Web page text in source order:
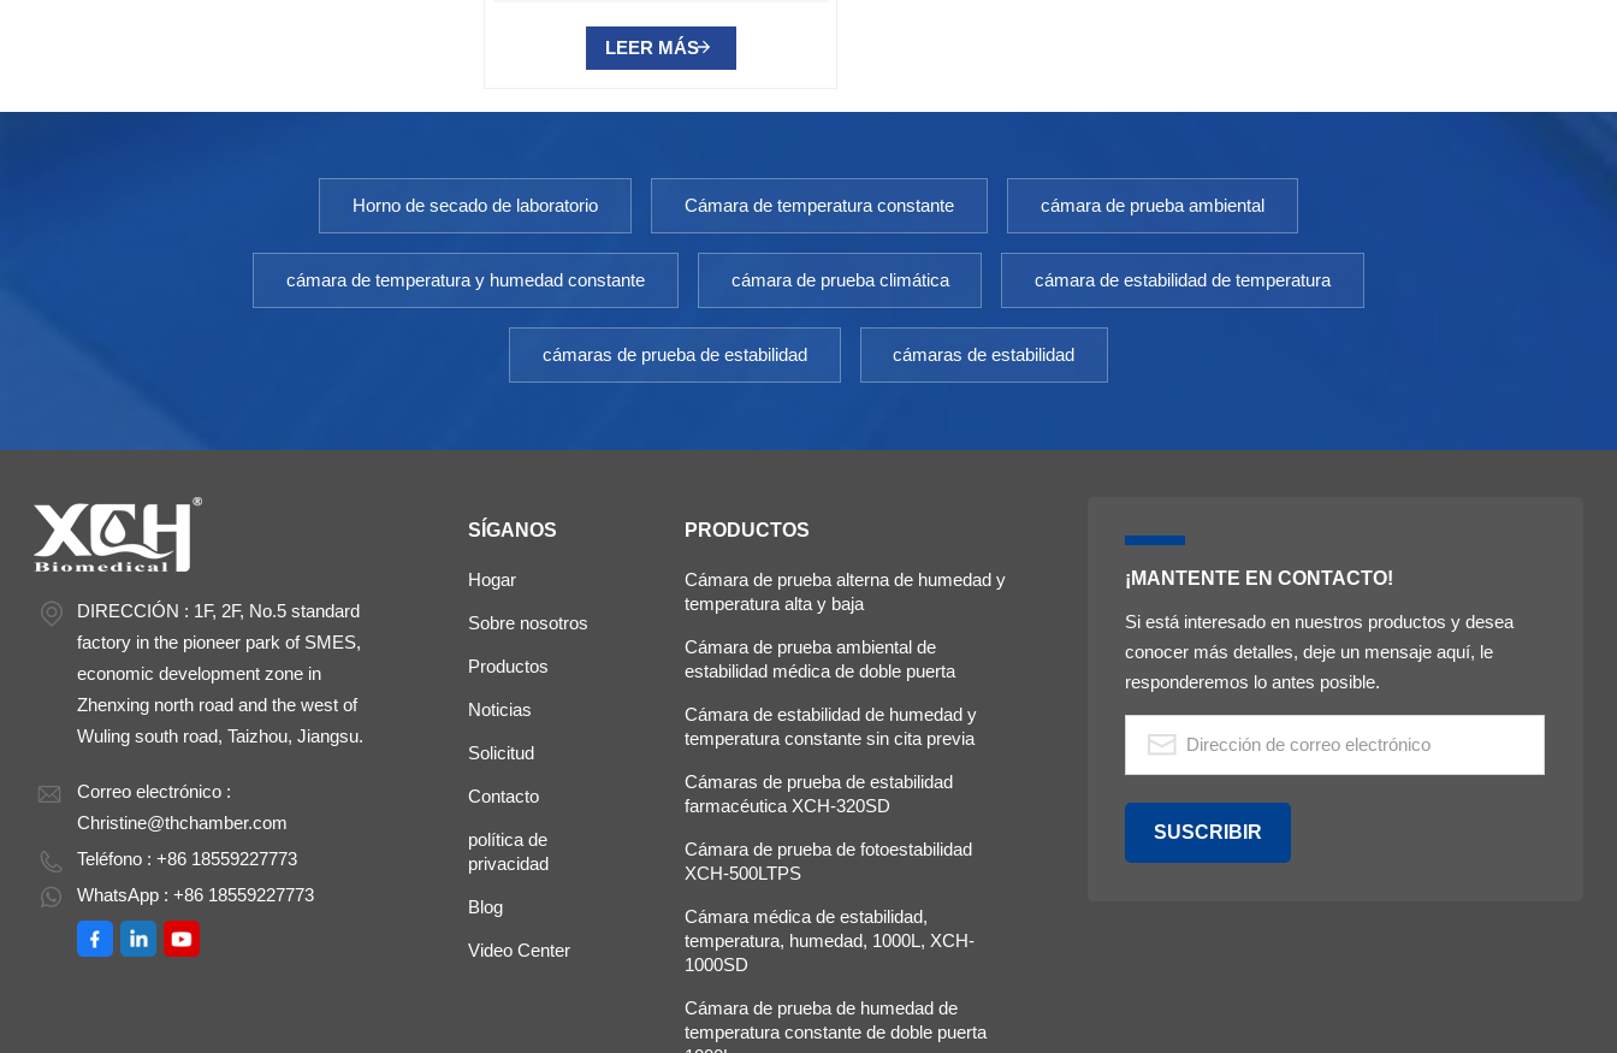
LEER MÁS
Horno de secado de laboratorio Cámara de temperatura constante cámara de prueba ambiental
cámara de temperatura y humedad constante cámara de prueba climática cámara de estabilidad de temperatura
cámaras de prueba de estabilidad cámaras de estabilidad
DIRECCIÓN : 1F, 2F, No.5 standard
factory in the pioneer park of SMES,
economic development zone in
Zhenxing north road and the west of
Wuling south road, Taizhou, Jiangsu.
Correo electrónico :
Christine@thchamber.com
Teléfono : +86 18559227773
WhatsApp : +86 18559227773
SÍGANOS
Hogar
Sobre nosotros
Productos
Noticias
Solicitud
Contacto
política de
privacidad
Blog
Video Center
PRODUCTOS
Cámara de prueba alterna de humedad y
temperatura alta y baja
Cámara de prueba ambiental de
estabilidad médica de doble puerta
Cámara de estabilidad de humedad y
temperatura constante sin cita previa
Cámaras de prueba de estabilidad
farmacéutica XCH-320SD
Cámara de prueba de fotoestabilidad
XCH-500LTPS
Cámara médica de estabilidad,
temperatura, humedad, 1000L, XCH-
1000SD
Cámara de prueba de humedad de
temperatura constante de doble puerta
¡MANTENTE EN CONTACTO!
Si está interesado en nuestros productos y desea
conocer más detalles, deje un mensaje aquí, le
responderemos lo antes posible.